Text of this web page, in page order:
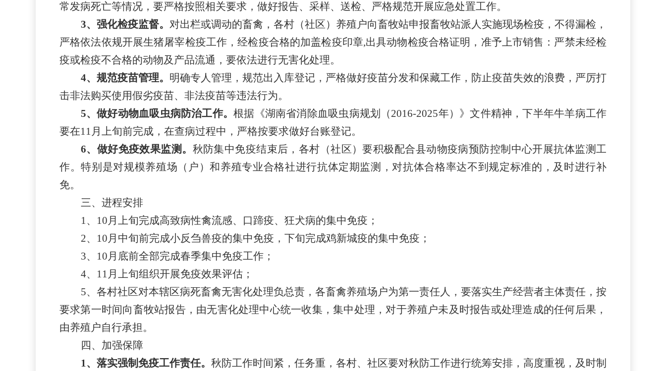
常发病死亡等情况，要严格按照相关要求，做好报告、采样、送检、严格规范开展应急处置工作。
3、强化检疫监督。 对出栏或调动的畜禽，各村（社区）养殖户向畜牧站申报畜牧站派人实施现场检疫，不得漏检，
严格依法依规开展生猪屠宰检疫工作，经检疫合格的加盖检疫印章,出具动物检疫合格证明，准予上市销售：严禁未经检
疫或检疫不合格的动物及产品流通，要依法进行无害化处理。
4、规范疫苗管理。 明确专人管理，规范出入库登记，严格做好疫苗分发和保藏工作，防止疫苗失效的浪费，严厉打
击非法购买使用假劣疫苗、非法疫苗等违法行为。
5、做好动物血吸虫病防治工作。根据《湖南省消除血吸虫病规划（2016-2025年）》文件精神，下半年牛羊病工作
要在11月上旬前完成，在查病过程中，严格按要求做好台账登记。
6、做好免疫效果监测。 秋防集中免疫结束后，各村（社区）要积极配合县动物疫病预防控制中心开展抗体监测工
作。特别是对规模养殖场（户）和养殖专业合格社进行抗体定期监测，对抗体合格率达不到规定标准的，及时进行补
免。
三、进程安排
1、10月上旬完成高致病性禽流感、口蹄疫、狂犬病的集中免疫；
2、10月中旬前完成小反刍兽疫的集中免疫，下旬完成鸡新城疫的集中免疫；
3、10月底前全部完成春季集中免疫工作；
4、11月上旬组织开展免疫效果评估；
5、各村社区对本辖区病死畜禽无害化处理负总责，各畜禽养殖场户为第一责任人，要落实生产经营者主体责任，按
要求第一时间向畜牧站报告，由无害化处理中心统一收集，集中处理，对于养殖户未及时报告或处理造成的任何后果，
由养殖户自行承担。
四、加强保障
1、落实强制免疫工作责任。 秋防工作时间紧，任务重，各村、社区要对秋防工作进行统筹安排，高度重视，及时制